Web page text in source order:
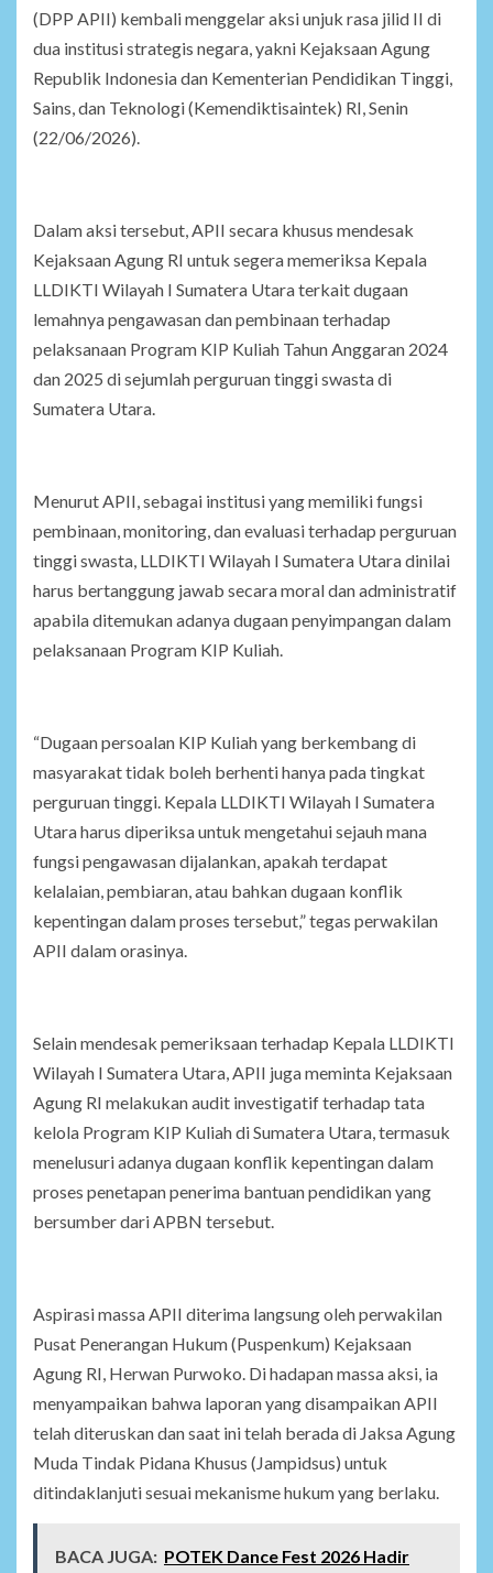
(DPP APII) kembali menggelar aksi unjuk rasa jilid II di
dua institusi strategis negara, yakni Kejaksaan Agung
Republik Indonesia dan Kementerian Pendidikan Tinggi,
Sains, dan Teknologi (Kemendiktisaintek) RI, Senin
(22/06/2026).
Dalam aksi tersebut, APII secara khusus mendesak
Kejaksaan Agung RI untuk segera memeriksa Kepala
LLDIKTI Wilayah I Sumatera Utara terkait dugaan
lemahnya pengawasan dan pembinaan terhadap
pelaksanaan Program KIP Kuliah Tahun Anggaran 2024
dan 2025 di sejumlah perguruan tinggi swasta di
Sumatera Utara.
Menurut APII, sebagai institusi yang memiliki fungsi
pembinaan, monitoring, dan evaluasi terhadap perguruan
tinggi swasta, LLDIKTI Wilayah I Sumatera Utara dinilai
harus bertanggung jawab secara moral dan administratif
apabila ditemukan adanya dugaan penyimpangan dalam
pelaksanaan Program KIP Kuliah.
“Dugaan persoalan KIP Kuliah yang berkembang di
masyarakat tidak boleh berhenti hanya pada tingkat
perguruan tinggi. Kepala LLDIKTI Wilayah I Sumatera
Utara harus diperiksa untuk mengetahui sejauh mana
fungsi pengawasan dijalankan, apakah terdapat
kelalaian, pembiaran, atau bahkan dugaan konflik
kepentingan dalam proses tersebut,” tegas perwakilan
APII dalam orasinya.
Selain mendesak pemeriksaan terhadap Kepala LLDIKTI
Wilayah I Sumatera Utara, APII juga meminta Kejaksaan
Agung RI melakukan audit investigatif terhadap tata
kelola Program KIP Kuliah di Sumatera Utara, termasuk
menelusuri adanya dugaan konflik kepentingan dalam
proses penetapan penerima bantuan pendidikan yang
bersumber dari APBN tersebut.
Aspirasi massa APII diterima langsung oleh perwakilan
Pusat Penerangan Hukum (Puspenkum) Kejaksaan
Agung RI, Herwan Purwoko. Di hadapan massa aksi, ia
menyampaikan bahwa laporan yang disampaikan APII
telah diteruskan dan saat ini telah berada di Jaksa Agung
Muda Tindak Pidana Khusus (Jampidsus) untuk
ditindaklanjuti sesuai mekanisme hukum yang berlaku.
BACA JUGA: POTEK Dance Fest 2026 Hadir